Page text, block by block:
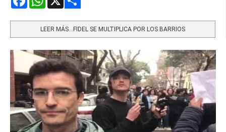
LEER MÁS…FIDEL SE MULTIPLICA POR LOS BARRIOS